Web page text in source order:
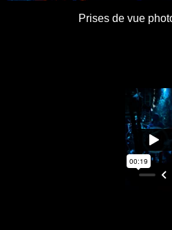
Prises de vue